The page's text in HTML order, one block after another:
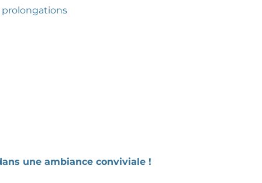
prolongations
une ambiance conviviale !